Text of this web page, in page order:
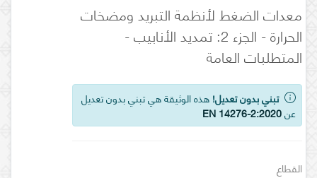
معدات الضغط لأنظمة التبريد ومضخات
الحرارة - الجزء 2: تمديد الأنابيب -
المتطلبات العامة
تبني بدون تعديل! هذه الوثيقة هي تبني بدون تعديل
عنEN 14276-2:2020
القطاع